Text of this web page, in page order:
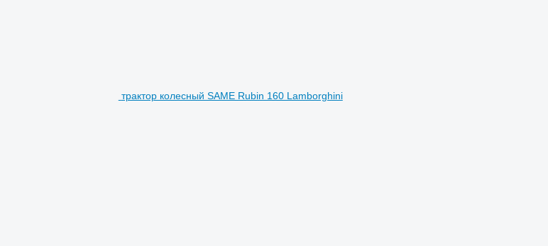
трактор колесный SAME Rubin 160 Lamborghini